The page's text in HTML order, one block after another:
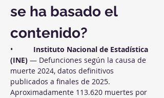
se ha basado el
contenido?
• Instituto Nacional de Estadística
(INE) — Defunciones según la causa de
muerte 2024, datos definitivos
publicados a finales de 2025.
Aproximadamente 113.620 muertes por